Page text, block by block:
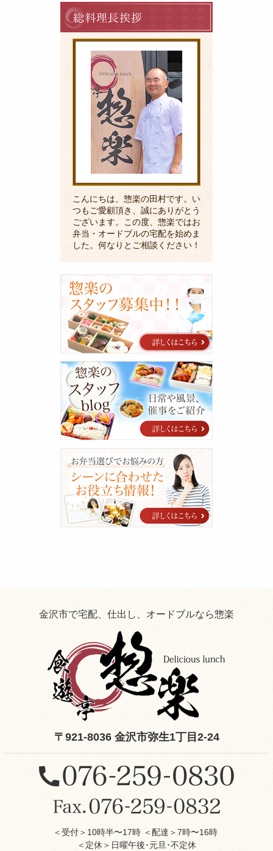
料
理
長
こんにちは、惣楽の田村です。い
つもご愛顧頂き、誠にありがとう
ございます。この度、惣楽ではお
弁当・オードブルの宅配を始めま
した。何なりとご相談ください！
用
す
る
ご
案
内
惣
楽
の
ス
タ
ッ
フ
blog
ー
合
わ
せ
ち
情
報！
金沢市で宅配、仕出し、オードブルなら惣楽
〒921-8036 金沢市弥生1丁目2-24
＜受付＞10時半〜17時 ＜配達＞7時〜16時
＜定休＞日曜午後･元旦･不定休